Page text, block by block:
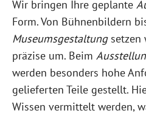
Wir bringen Ihre geplante
Form. Von Bühnenbildern
Museumsgestaltung setzen
präzise um. Beim
werden besonders hohe
gelieferten Teile gestellt.
Wissen vermittelt werden,